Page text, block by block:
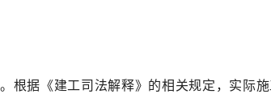
根据《建工司法解释》的相关规定，实际